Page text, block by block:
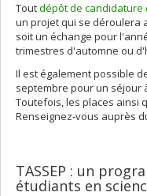
Toutdépôt de
un projet qui se déroulera
soit un échange pour
trimestres d'automne ou
Il est également possible
septembre pour un séjour
Toutefois, les places ainsi
Renseignez-vous auprès
TASSEP : un
étudiants en